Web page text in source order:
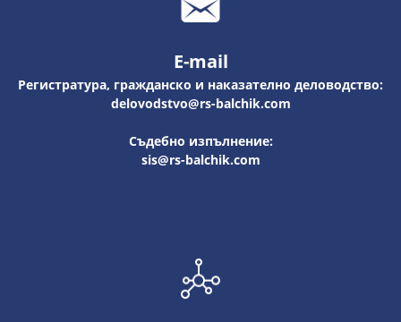
E-mail
Регистратура, гражданско и наказателно деловодство:
delovodstvo@rs-balchik.com
Съдебно изпълнение:
sis@rs-balchik.com